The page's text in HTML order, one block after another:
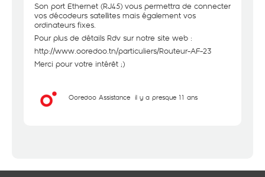
Son port Ethernet (RJ45) vous permettra de connecter
vos décodeurs satellites mais également vos
ordinateurs fixes.
Pour plus de détails Rdv sur notre site web :
http://www.ooredoo.tn/particuliers/Routeur-AF-23
Merci pour votre intérêt ;)
Ooredoo Assistance il y a presque 11 ans